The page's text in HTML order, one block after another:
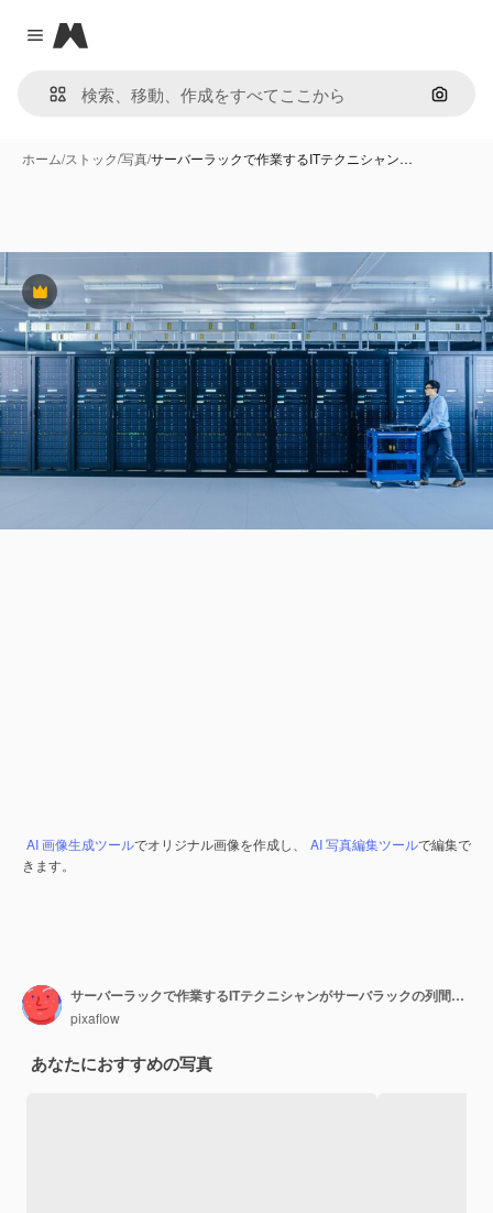
Close menu
Magnific
画像で
ホーム/ストック/写真/サーバーラックで作業するITテクニシャン…
Premium
AI 画像生成ツールでオリジナル画像を作成し、 AI 写真編集ツールで編集で
きます。
サーバーラックで作業するITテクニシャンがサーバラックの列間でカートを押すシステムアップデートのための新しいハードウェアエンジニアがメンテナンスと診断を行う
pixaflow
あなたにおすすめの写真